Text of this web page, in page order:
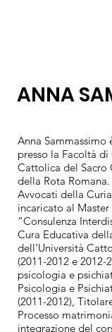
ANNA
Anna
presso la Facoltà
Cattolica del Sacro
della Rota
Avvocati della
incaricato al
“Consulenza
Cura Educativa
dell’Università
(2011-2012 e
psicologia e
Psicologia e
(2011-2012),
Processo
integrazione del